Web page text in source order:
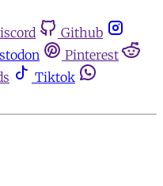
Github
Pinterest
Tiktok